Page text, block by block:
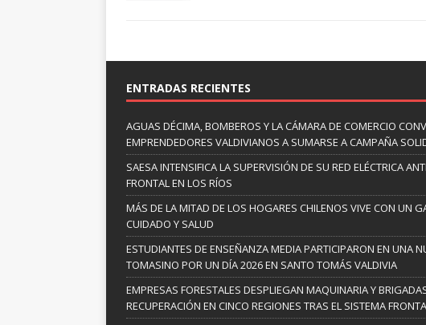
ENTRADAS RECIENTES
AGUAS DÉCIMA, BOMBEROS Y LA CÁMARA DE COMERCIO
EMPRENDEDORES VALDIVIANOS A SUMARSE A CAMPAÑA
SAESA INTENSIFICA LA SUPERVISIÓN DE SU RED ELÉCTRICA
FRONTAL EN LOS RÍOS
MÁS DE LA MITAD DE LOS HOGARES CHILENOS VIVE CON UN
CUIDADO Y SALUD
ESTUDIANTES DE ENSEÑANZA MEDIA PARTICIPARON EN UNA
TOMASINO POR UN DÍA 2026 EN SANTO TOMÁS VALDIVIA
EMPRESAS FORESTALES DESPLIEGAN MAQUINARIA Y
RECUPERACIÓN EN CINCO REGIONES TRAS EL SISTEMA